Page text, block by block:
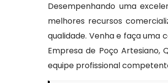
Desempenhando uma
melhores recursos
qualidade. Venha e faça uma
Empresa de Poço Artesiano,
equipe profissional